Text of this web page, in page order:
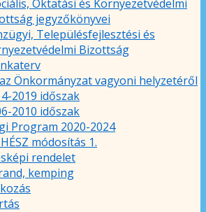
Oktatási és Környezetvédelmi
jegyzőkönyvei
Településfejlesztési és
Bizottság
Önkormányzat vagyoni helyzetéről
2019 időszak
2010 időszak
Program 2020-2024
módosítás 1.
rendelet
kemping